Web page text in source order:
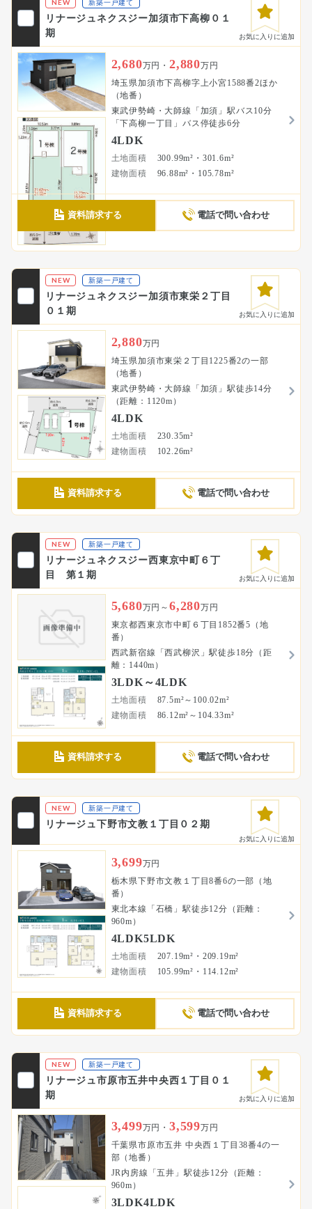
NEW 新築一戸建て
リナージュネクスジー加須市下高柳０１
期
お気に入りに追加
2,680万円・ 2,880万円
埼玉県加須市下高柳字上小宮1588番2ほか
（地番）
東武伊勢崎・大師線「加須」駅バス10分
「下高柳一丁目」バス停徒歩6分
4LDK
土地面積
300.99m²・301.6m²
建物面積
96.88m²・105.78m²
資料請求する 電話で問い合わせ
NEW 新築一戸建て
リナージュネクスジー加須市東栄２丁目
０１期
お気に入りに追加
2,880万円
埼玉県加須市東栄２丁目1225番2の一部
（地番）
東武伊勢崎・大師線「加須」駅徒歩14分
（距離：1120m）
4LDK
土地面積
230.35m²
建物面積
102.26m²
資料請求する 電話で問い合わせ
NEW 新築一戸建て
リナージュネクスジー西東京中町６丁
目 第１期
お気に入りに追加
5,680万円～ 6,280万円
東京都西東京市中町６丁目1852番5（地
番）
西武新宿線「西武柳沢」駅徒歩18分（距
離：1440m）
3LDK～4LDK
土地面積
87.5m²～100.02m²
建物面積
86.12m²～104.33m²
資料請求する 電話で問い合わせ
NEW 新築一戸建て
リナージュ下野市文教１丁目０２期
お気に入りに追加
3,699万円
栃木県下野市文教１丁目8番6の一部（地
番）
東北本線「石橋」駅徒歩12分（距離：
960m）
4LDK5LDK
土地面積
207.19m²・209.19m²
建物面積
105.99m²・114.12m²
資料請求する 電話で問い合わせ
NEW 新築一戸建て
リナージュ市原市五井中央西１丁目０１
期
お気に入りに追加
3,499万円・ 3,599万円
千葉県市原市五井 中央西１丁目38番4の一
部（地番）
JR内房線「五井」駅徒歩12分（距離：
960m）
3LDK4LDK